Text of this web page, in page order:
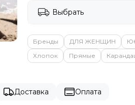
Выбрать
Бренды ДЛЯ ЖЕНЩИН
Хлопок
Прямые
Доставка Оплата